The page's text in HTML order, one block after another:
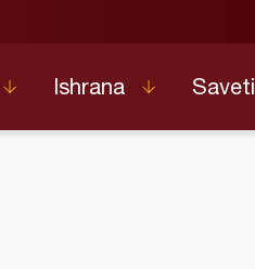
Ishrana Saveti